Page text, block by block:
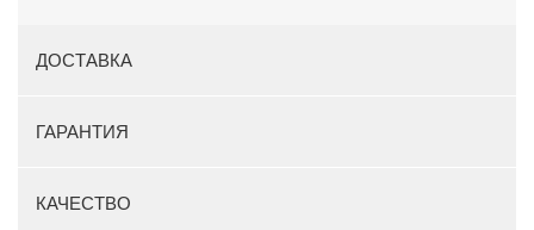
ДОСТАВКА
ГАРАНТИЯ
КАЧЕСТВО